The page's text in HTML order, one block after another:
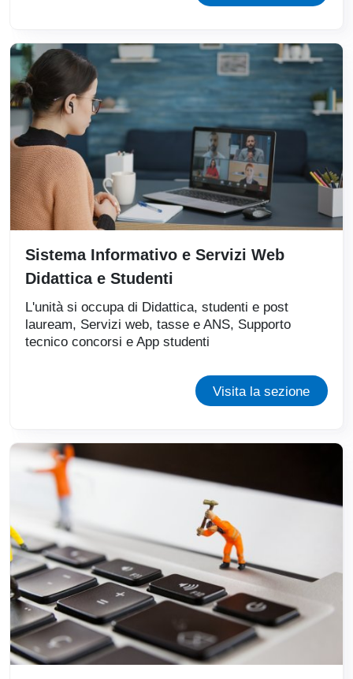
Sistema Informativo e Servizi Web
Didattica e Studenti
L'unità si occupa di Didattica, studenti e post
lauream, Servizi web, tasse e ANS, Supporto
tecnico concorsi e App studenti
Visita la sezione